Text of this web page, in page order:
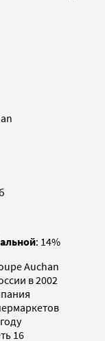
: 14%
Auchan
в 2002
16